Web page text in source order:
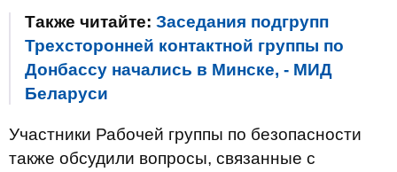
Также читайте: Заседания подгрупп
Трехсторонней контактной группы по
Донбассу начались в Минске, - МИД
Беларуси
Участники Рабочей группы по безопасности
также обсудили вопросы, связанные с